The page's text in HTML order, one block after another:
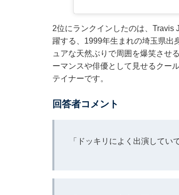
2位にランクインしたのは、Travis
躍する、1999年生まれの埼玉県出
ュアな天然ぶりで周囲を爆笑させ
ーマンスや俳優として見せるクー
テイナーです。
回答者コメント
「ドッキリによく出演してい